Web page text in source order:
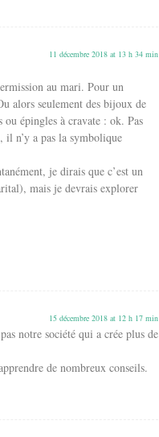
11 décembre 2018 at 13 h 34 min
au mari. Pour un
alors seulement des bijoux de
épingles à cravate : ok. Pas
il n’y a pas la symbolique
je dirais que c’est un
mais je devrais explorer
15 décembre 2018 at 12 h 17 min
notre société qui a crée plus de
de nombreux conseils.